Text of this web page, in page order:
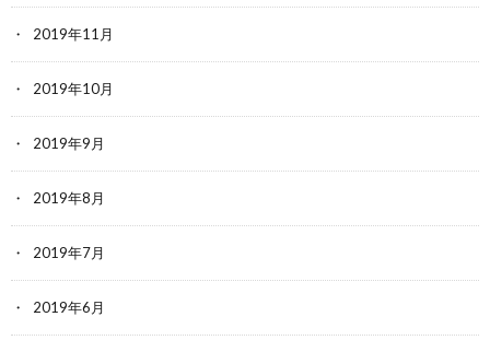
2019年11月
2019年10月
2019年9月
2019年8月
2019年7月
2019年6月